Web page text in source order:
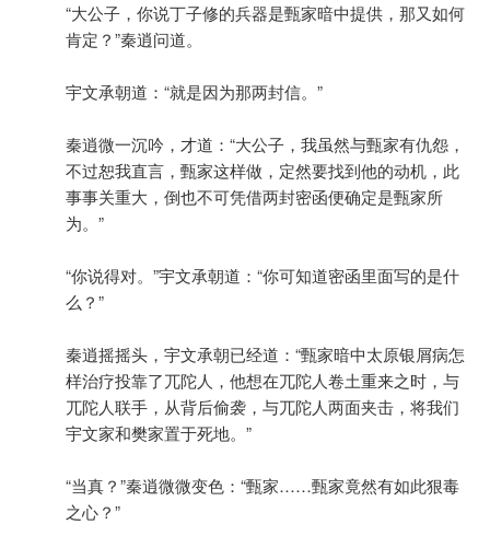
“大公子，你说丁子修的兵器是甄家暗中提供，那又如何
肯定？”秦逍问道。
宇文承朝道：“就是因为那两封信。”
秦逍微一沉吟，才道：“大公子，我虽然与甄家有仇怨，
不过恕我直言，甄家这样做，定然要找到他的动机，此
事事关重大，倒也不可凭借两封密函便确定是甄家所
为。”
“你说得对。”宇文承朝道：“你可知道密函里面写的是什
么？”
秦逍摇摇头，宇文承朝已经道：“甄家暗中太原银屑病怎
样治疗投靠了兀陀人，他想在兀陀人卷土重来之时，与
兀陀人联手，从背后偷袭，与兀陀人两面夹击，将我们
宇文家和樊家置于死地。”
“当真？”秦逍微微变色：“甄家……甄家竟然有如此狠毒
之心？”